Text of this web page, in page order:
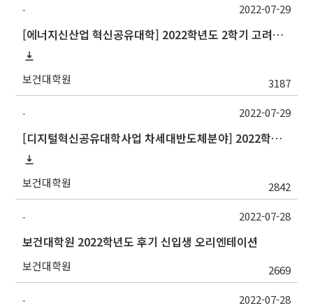
-
[에너지신산업 혁신공유대학] 2022학년도 2학기 고려대학교 교류 수학 안내
보건대학원 3187
2022-07-29
-
[디지털혁신공유대학사업 차세대반도체분야] 2022학년도 2학기 포항공과대학교 교류 수학 안내
보건대학원 2842
2022-07-29
-
보건대학원 2022학년도 후기 신입생 오리엔테이션
보건대학원 2669
2022-07-28
- 2022-07-28